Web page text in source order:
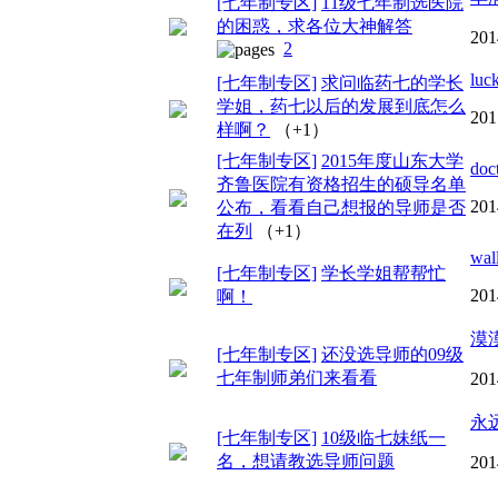
的困惑，求各位大神解答
2
[七年制专区] 求问临药七的学长
学姐，药七以后的发展到底怎么
样啊？
（+1）
[七年制专区] 2015年度山东大学
齐鲁医院有资格招生的硕导名单
公布，看看自己想报的导师是否
在列
（+1）
[七年制专区] 学长学姐帮帮忙
啊！
[七年制专区] 还没选导师的09级
七年制师弟们来看看
漠
[七年制专区] 10级临七妹纸一
名，想请教选导师问题
永